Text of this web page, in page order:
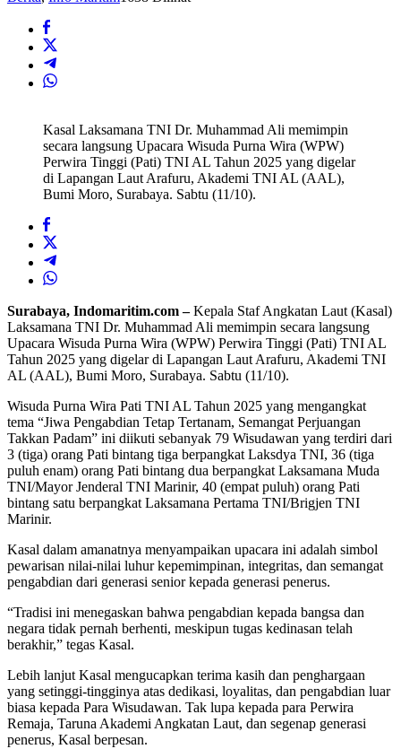
Kasal Laksamana TNI Dr. Muhammad Ali memimpin
secara langsung Upacara Wisuda Purna Wira (WPW)
Perwira Tinggi (Pati) TNI AL Tahun 2025 yang digelar
di Lapangan Laut Arafuru, Akademi TNI AL (AAL),
Bumi Moro, Surabaya. Sabtu (11/10).
Surabaya, Indomaritim.com –Kepala Staf Angkatan Laut (Kasal)
Laksamana TNI Dr. Muhammad Ali memimpin secara langsung
Upacara Wisuda Purna Wira (WPW) Perwira Tinggi (Pati) TNI AL
Tahun 2025 yang digelar di Lapangan Laut Arafuru, Akademi TNI
AL (AAL), Bumi Moro, Surabaya. Sabtu (11/10).
Wisuda Purna Wira Pati TNI AL Tahun 2025 yang mengangkat
tema “Jiwa Pengabdian Tetap Tertanam, Semangat Perjuangan
Takkan Padam” ini diikuti sebanyak 79 Wisudawan yang terdiri dari
3 (tiga) orang Pati bintang tiga berpangkat Laksdya TNI, 36 (tiga
puluh enam) orang Pati bintang dua berpangkat Laksamana Muda
TNI/Mayor Jenderal TNI Marinir, 40 (empat puluh) orang Pati
bintang satu berpangkat Laksamana Pertama TNI/Brigjen TNI
Marinir.
Kasal dalam amanatnya menyampaikan upacara ini adalah simbol
pewarisan nilai-nilai luhur kepemimpinan, integritas, dan semangat
pengabdian dari generasi senior kepada generasi penerus.
“Tradisi ini menegaskan bahwa pengabdian kepada bangsa dan
negara tidak pernah berhenti, meskipun tugas kedinasan telah
berakhir,” tegas Kasal.
Lebih lanjut Kasal mengucapkan terima kasih dan penghargaan
yang setinggi-tingginya atas dedikasi, loyalitas, dan pengabdian luar
biasa kepada Para Wisudawan. Tak lupa kepada para Perwira
Remaja, Taruna Akademi Angkatan Laut, dan segenap generasi
penerus, Kasal berpesan.